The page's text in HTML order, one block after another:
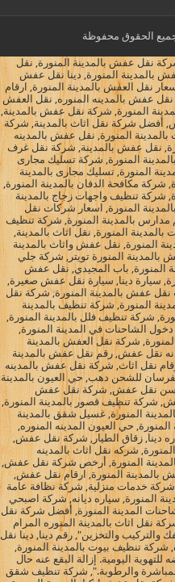
نقل عفش بالمدينة المنورة, نقل
بالمدينة المنورة, دينا نقل عفش
نقل العفش بالمدينة المنورة, ارقام
عفش بالمدينه المنوره, نقل العفش
المنورة, شركة نقل عفش بالمدينة,
أفضل شركة نقل اثاث بالمدينة, شركة
بالمدينة المنورة, نقل عفش بالمدينه
نقل عفش بالمدينة, شركة نقل غرف
المنورة, شركة تسليك مجارى
المنورة, تسليك مجارى بالمدينة
شركة مكافحة الدفان بالمدينة المنورة,
شركة تنظيف واجهات زجاج بالمدينة
المنورة, اسعار شركات نقل
بالمدينة المنورة, شركة تنظيف
المنورة, نقل اثاث بالمدينة,
المنورة, نقل عفش واثاث بالمدينة
المنورة تويتر, شركة جلي
المنورة, باب المجيدي, نقل عفش
سيارة دينا, سيارة نقل عفش صغيرة,
نقل عفش بالمدينة المنورة, شركة نقل
المنورة, شركة تنظيف بالمدينة
شركة تنظيف فلل بالمدينة المنورة,
الشاحنات في المدينة المنورة,
شركة نقل العفش بالمدينة
نقل عفش, رقم نقل عفش بالمدينة
نقل اثاث, شركة نقل عفش بالمدينه
للشحن دهب, حي العيون بالمدينة
ددسن نقل عفش, شركة نقل عفش
شركة تنظيف قصور بالمدينة المنورة,
المنورة, غسيل شقق بالمدينة
حي العيون المدينه المنوره,
دينا, زقاق الطيار, شركة نقل عفش,
شركه نقل اثاث بالمدينه
المنورة, أرخص شركة نقل عفش,
المنورة, ارقام نقل عفش,
شركة خدمات منزلية, شركة نظافة عامة
المنورة, سياره ديانه, شركة اصبحي
المدينة المنورة, أفضل شركة نقل
اثاث بالمدينة المنوره المرام
والتخزين", رقم دينا, دينا نقل
شركة تنظيف بيوت بالمدينة المنورة,
اليومية. إزالة البقع عنه حال
والرطوبة.", شركة تنظيف شقق